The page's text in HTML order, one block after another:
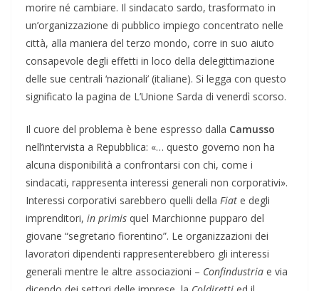
morire né cambiare. Il sindacato sardo, trasformato in
un’organizzazione di pubblico impiego concentrato nelle
città, alla maniera del terzo mondo, corre in suo aiuto
consapevole degli effetti in loco della delegittimazione
delle sue centrali ‘nazionali’ (italiane). Si legga con questo
significato la pagina de L’Unione Sarda di venerdì scorso.
Il cuore del problema è bene espresso dalla Camusso
nell’intervista a Repubblica: «… questo governo non ha
alcuna disponibilità a confrontarsi con chi, come i
sindacati, rappresenta interessi generali non corporativi».
Interessi corporativi sarebbero quelli della Fiat e degli
imprenditori, in primis quel Marchionne pupparo del
giovane “segretario fiorentino”. Le organizzazioni dei
lavoratori dipendenti rappresenterebbero gli interessi
generali mentre le altre associazioni – Confindustria e via